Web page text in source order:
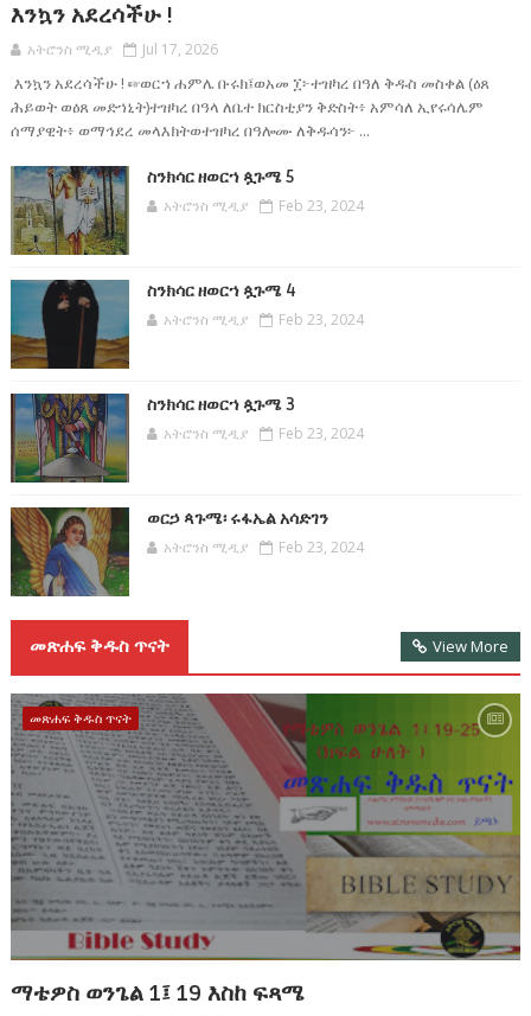
እንኳን አደረሳችሁ !
አትሮንስ ሚዲያ Jul 17, 2026
እንኳን አደረሳችሁ ! ☞ወርኀ ሐምሌ ቡሩክ፤ወአመ ፲፦ተዝካረ በዓለ ቅዱስ መስቀል (ዕጸ
ሕይወት ወዕጸ መድኀኒት)ተዝካረ በዓላ ለቤተ ክርስቲያን ቅድስት፥ አምሳለ ኢየሩሳሌም
ሰማያዊት፥ ወማኅደረ መላእክትወተዝካረ በዓሎሙ ለቅዱሳን፦ ...
ስንክሳር ዘወርኀ ጷጉሜ 5
አትሮንስ ሚዲያ
Feb 23, 2024
ስንክሳር ዘወርኀ ጷጉሜ 4
አትሮንስ ሚዲያ
Feb 23, 2024
ስንክሳር ዘወርኀ ጷጉሜ 3
አትሮንስ ሚዲያ
Feb 23, 2024
ወርኃ ጳጉሜ፡ ሩፋኤል አሳድገን
አትሮንስ ሚዲያ
Feb 23, 2024
መጽሐፍ ቅዱስ ጥናት View More
መጽሐፍ ቅዱስ ጥናት
ማቴዎስ ወንጌል 1፤ 19 እስከ ፍጻሜ